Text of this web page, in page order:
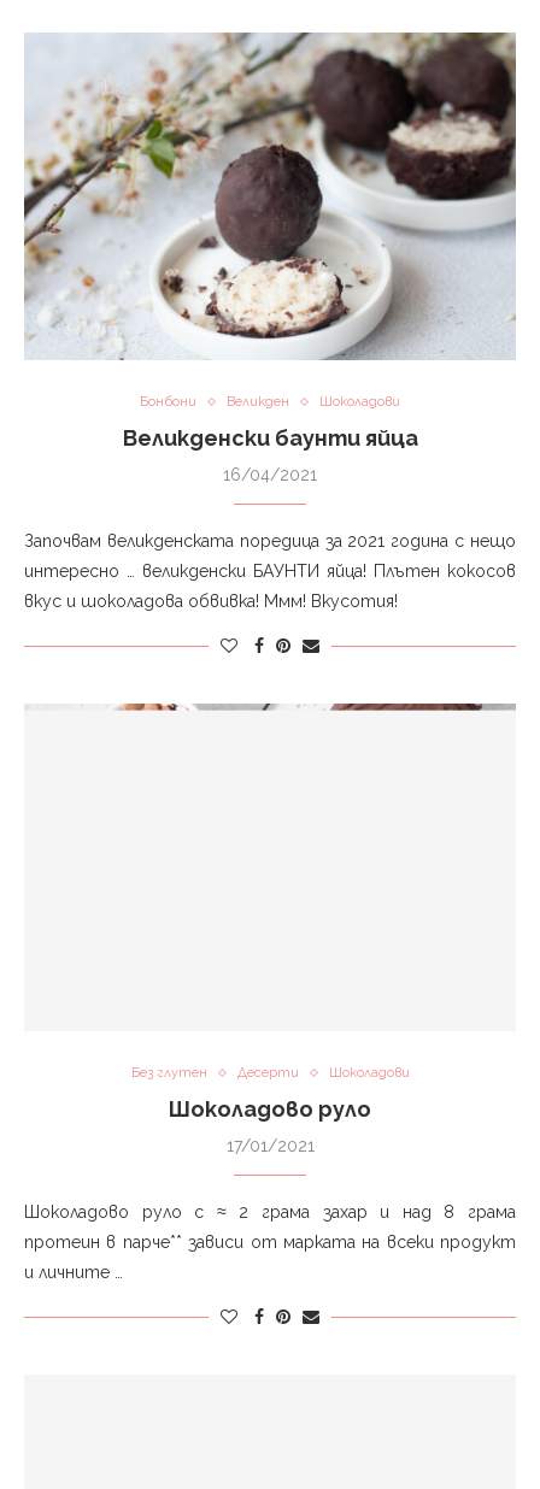
Бонбони Великден Шоколадови
Великденски баунти яйца
16/04/2021
Започвам великденската поредица за 2021 година с нещо
интересно … великденски БАУНТИ яйца! Плътен кокосов
вкус и шоколадова обвивка! Ммм! Вкусотия!
Без глутен Десерти Шоколадови
Шоколадово руло
17/01/2021
Шоколадово руло с ≈ 2 грама захар и над 8 грама
протеин в парче** зависи от марката на всеки продукт
и личните …